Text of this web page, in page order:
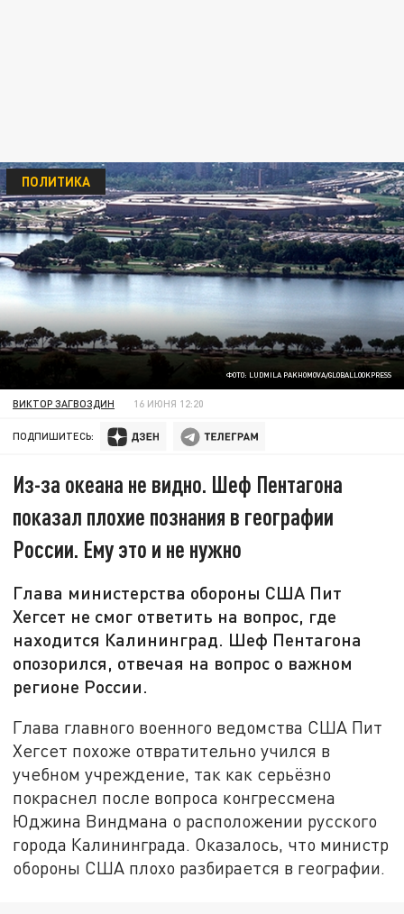
ФОТО: LUDMILA PAKHOMOVA/GLOBALLOOKPRESS
ПОЛИТИКА
ВИКТОР ЗАГВОЗДИН 16 ИЮНЯ 12:20
ПОДПИШИТЕСЬ:
Из-за океана не видно. Шеф Пентагона
показал плохие познания в географии
России. Ему это и не нужно
Глава министерства обороны США Пит
Хегсет не смог ответить на вопрос, где
находится Калининград. Шеф Пентагона
опозорился, отвечая на вопрос о важном
регионе России.
Глава главного военного ведомства США Пит
Хегсет похоже отвратительно учился в
учебном учреждение, так как серьёзно
покраснел после вопроса конгрессмена
Юджина Виндмана о расположении русского
города Калининграда. Оказалось, что министр
обороны США плохо разбирается в географии.